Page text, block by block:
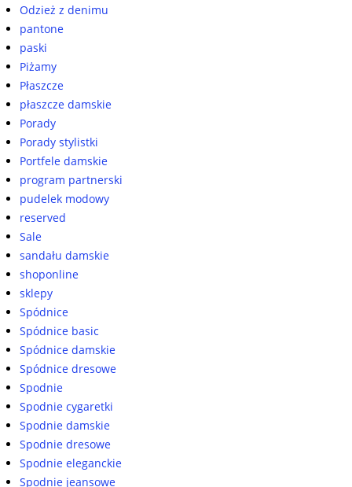
Odzież z denimu
pantone
paski
Piżamy
Płaszcze
płaszcze damskie
Porady
Porady stylistki
Portfele damskie
program partnerski
pudelek modowy
reserved
Sale
sandału damskie
shoponline
sklepy
Spódnice
Spódnice basic
Spódnice damskie
Spódnice dresowe
Spodnie
Spodnie cygaretki
Spodnie damskie
Spodnie dresowe
Spodnie eleganckie
Spodnie jeansowe